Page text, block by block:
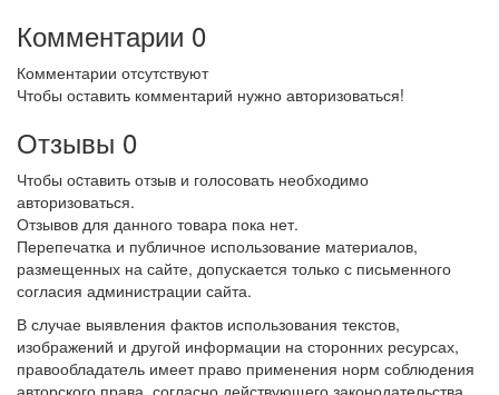
Комментарии 0
Комментарии отсутствуют
Чтобы оставить комментарий нужно авторизоваться!
Отзывы 0
Чтобы оcтавить отзыв и голосовать необходимо
авторизоваться.
Отзывов для данного товара пока нет.
Перепечатка и публичное использование материалов,
размещенных на сайте, допускается только с письменного
согласия администрации сайта.
В случае выявления фактов использования текстов,
изображений и другой информации на сторонних ресурсах,
правообладатель имеет право применения норм соблюдения
авторского права, согласно действующего законодательства